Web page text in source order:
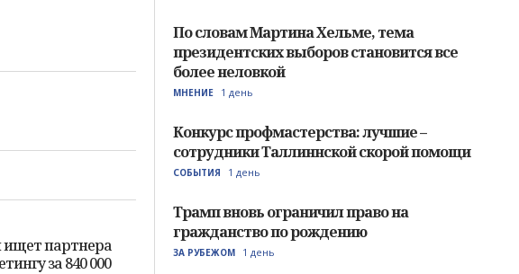
ищет партнера
за 840 000
По словам Мартина Хельме, тема
президентских выборов становится все
более неловкой
МНЕНИЕ 1 день
Конкурс профмастерства: лучшие –
сотрудники Таллиннской скорой помощи
СОБЫТИЯ 1 день
Трамп вновь ограничил право на
гражданство по рождению
ЗА РУБЕЖОМ 1 день